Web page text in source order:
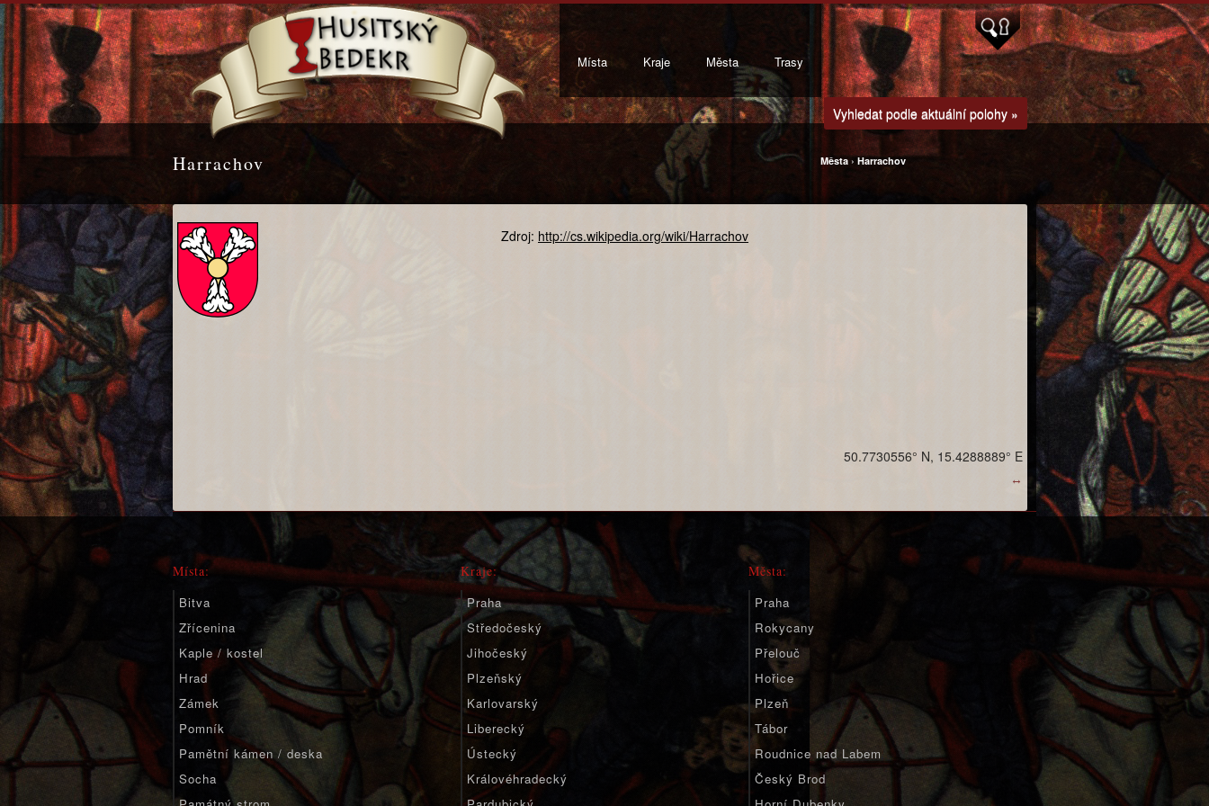
Místa Kraje Města Trasy
Vyhledat podle aktuální polohy »
Harrachov Města ›Harrachov
Zdroj: http://cs.wikipedia.org/wiki/Harrachov
↔
50.7730556° N, 15.4288889° E
Místa:
Bitva
Zřícenina
Kaple / kostel
Hrad
Zámek
Pomník
Pamětní kámen / deska
Socha
Kraje:
Praha
Středočeský
Jihočeský
Plzeňský
Karlovarský
Liberecký
Ústecký
Královéhradecký
Města:
Praha
Rokycany
Přelouč
Hořice
Plzeň
Tábor
Roudnice nad Labem
Český Brod